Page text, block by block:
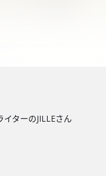
ターのJILLEさん